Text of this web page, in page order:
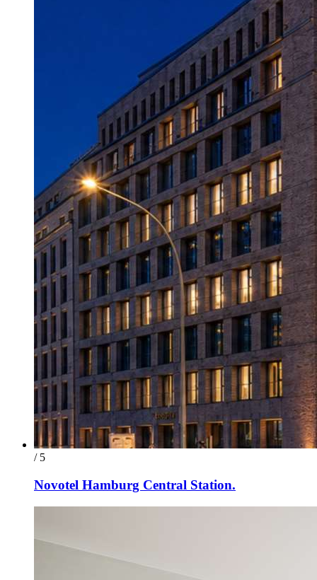
/ 5
Novotel Hamburg Central Station.